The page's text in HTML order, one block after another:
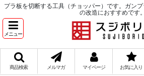
プラ板を切断する工具（チョッパー）です。ガン
の改造におすすめです。
メニュー
商品検索 メルマガ マイページ お気に入り